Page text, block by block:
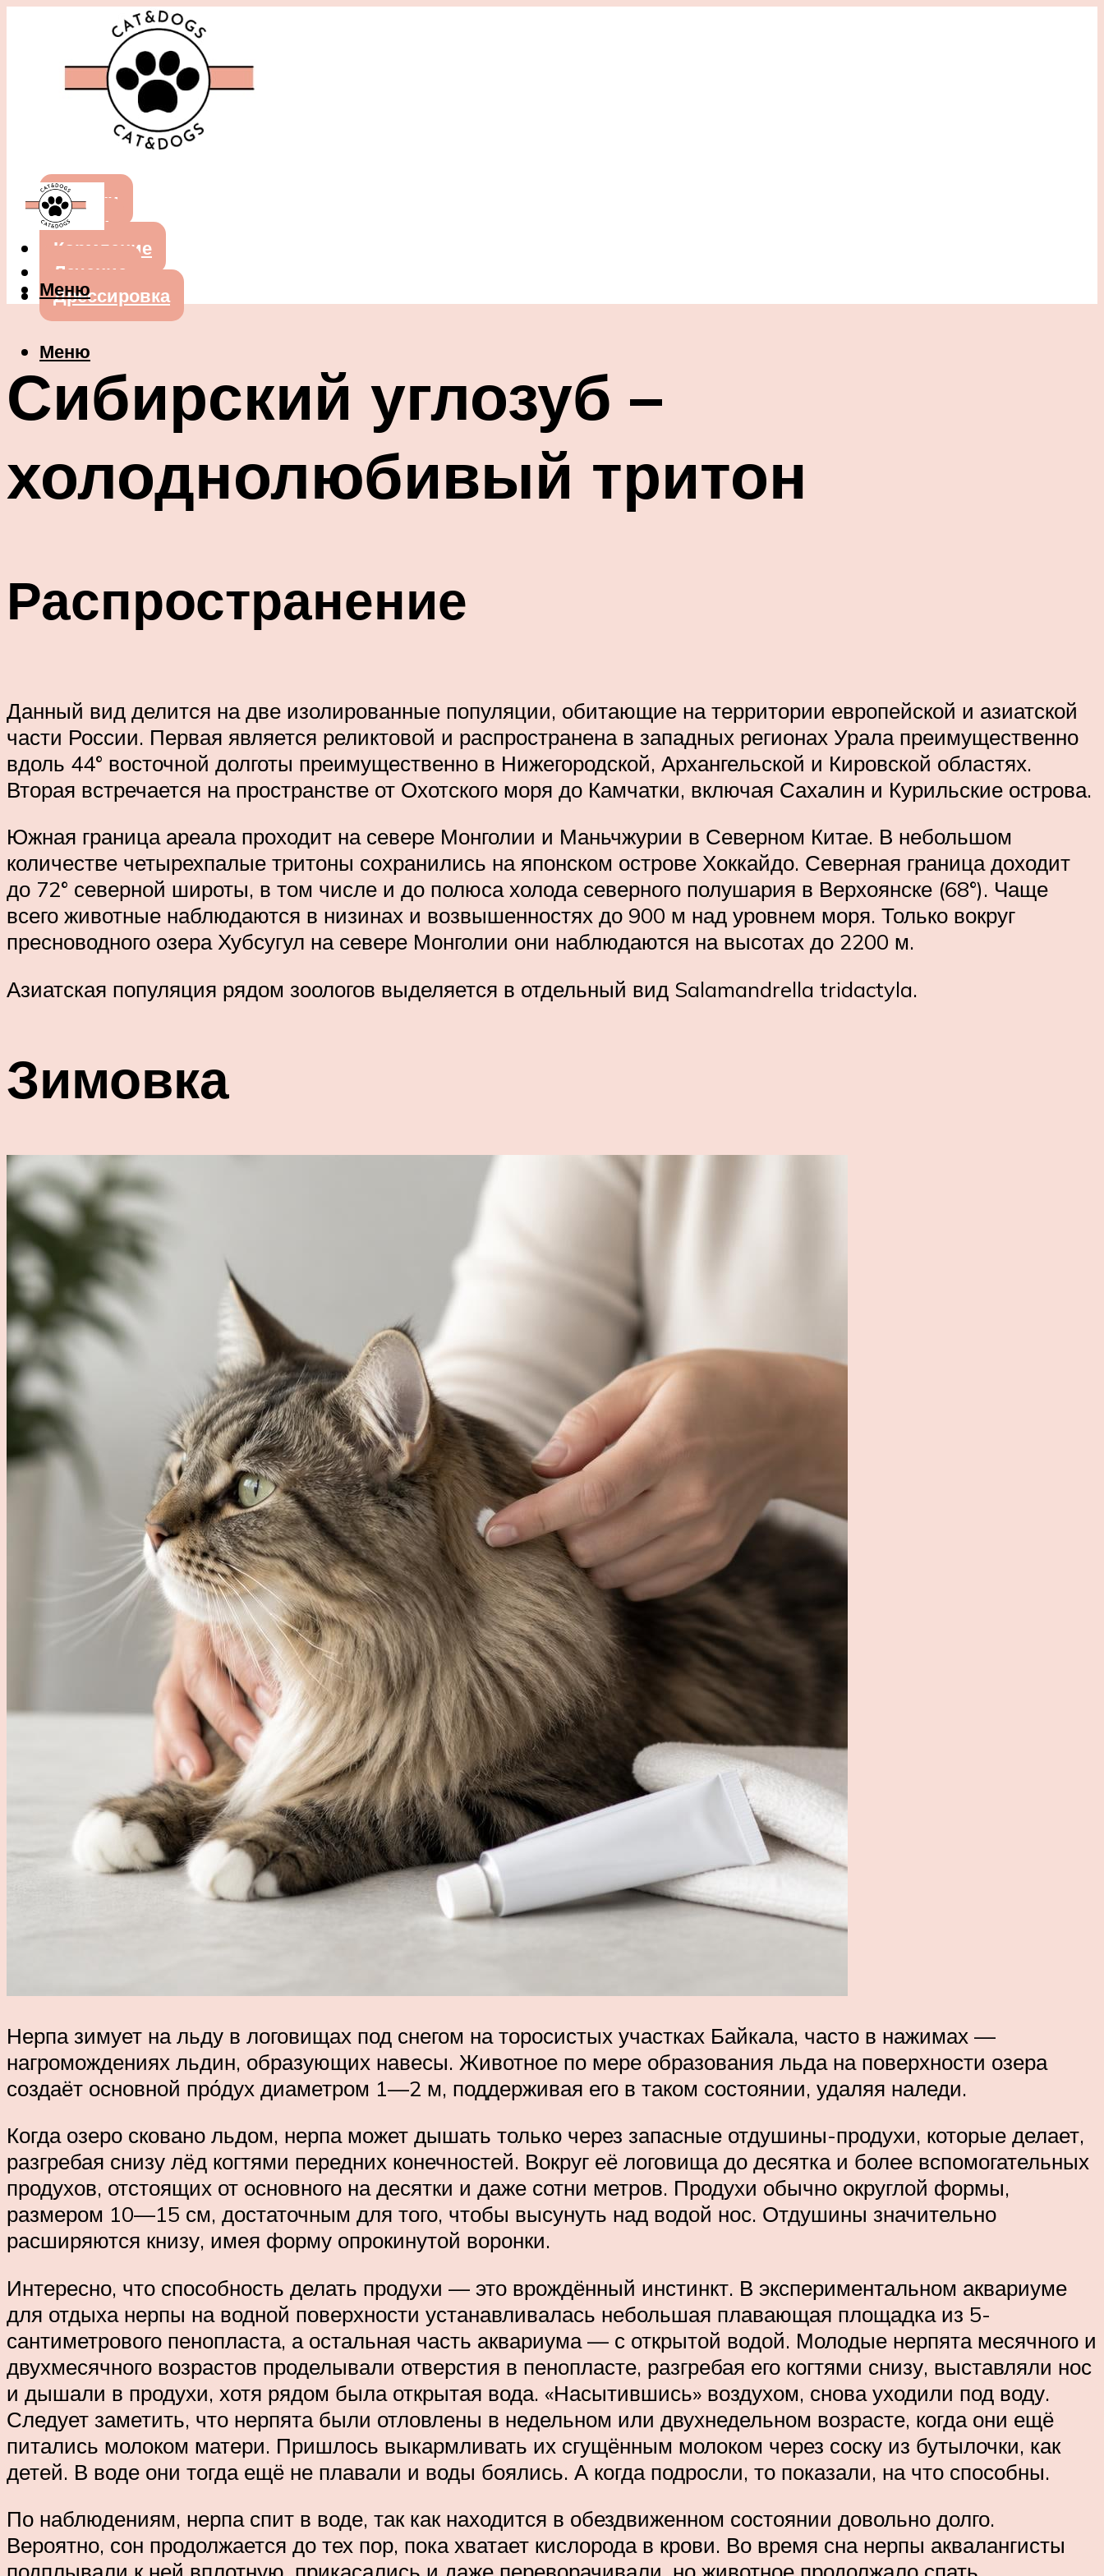
Собаки
Кошки
Кормление
Лечение
Дрессировка
Меню
Меню
Сибирский углозуб –
холоднолюбивый тритон
Распространение
Данный вид делится на две изолированные популяции, обитающие на территории европейской и азиатской
части России. Первая является реликтовой и распространена в западных регионах Урала преимущественно
вдоль 44° восточной долготы преимущественно в Нижегородской, Архангельской и Кировской областях.
Вторая встречается на пространстве от Охотского моря до Камчатки, включая Сахалин и Курильские острова.
Южная граница ареала проходит на севере Монголии и Маньчжурии в Северном Китае. В небольшом
количестве четырехпалые тритоны сохранились на японском острове Хоккайдо. Северная граница доходит
до 72° северной широты, в том числе и до полюса холода северного полушария в Верхоянске (68°). Чаще
всего животные наблюдаются в низинах и возвышенностях до 900 м над уровнем моря. Только вокруг
пресноводного озера Хубсугул на севере Монголии они наблюдаются на высотах до 2200 м.
Азиатская популяция рядом зоологов выделяется в отдельный вид Salamandrella tridactyla.
Зимовка
Нерпа зимует на льду в логовищах под снегом на торосистых участках Байкала, часто в нажимах —
нагромождениях льдин, образующих навесы. Животное по мере образования льда на поверхности озера
создаёт основной про́дух диаметром 1—2 м, поддерживая его в таком состоянии, удаляя наледи.
Когда озеро сковано льдом, нерпа может дышать только через запасные отдушины-продухи, которые делает,
разгребая снизу лёд когтями передних конечностей. Вокруг её логовища до десятка и более вспомогательных
продухов, отстоящих от основного на десятки и даже сотни метров. Продухи обычно округлой формы,
размером 10—15 см, достаточным для того, чтобы высунуть над водой нос. Отдушины значительно
расширяются книзу, имея форму опрокинутой воронки.
Интересно, что способность делать продухи — это врождённый инстинкт. В экспериментальном аквариуме
для отдыха нерпы на водной поверхности устанавливалась небольшая плавающая площадка из 5-
сантиметрового пенопласта, а остальная часть аквариума — с открытой водой. Молодые нерпята месячного и
двухмесячного возрастов проделывали отверстия в пенопласте, разгребая его когтями снизу, выставляли нос
и дышали в продухи, хотя рядом была открытая вода. «Насытившись» воздухом, снова уходили под воду.
Следует заметить, что нерпята были отловлены в недельном или двухнедельном возрасте, когда они ещё
питались молоком матери. Пришлось выкармливать их сгущённым молоком через соску из бутылочки, как
детей. В воде они тогда ещё не плавали и воды боялись. А когда подросли, то показали, на что способны.
По наблюдениям, нерпа спит в воде, так как находится в обездвиженном состоянии довольно долго.
Вероятно, сон продолжается до тех пор, пока хватает кислорода в крови. Во время сна нерпы аквалангисты